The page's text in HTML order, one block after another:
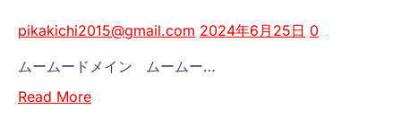
に
理
し
pikakichi2015@gmail.com 2024年6月25日 0
ムームードメイン ムームー…
Read MoreRead